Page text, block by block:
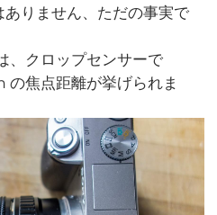
りません、ただの事実で
、クロップセンサーで
焦点距離が挙げられま